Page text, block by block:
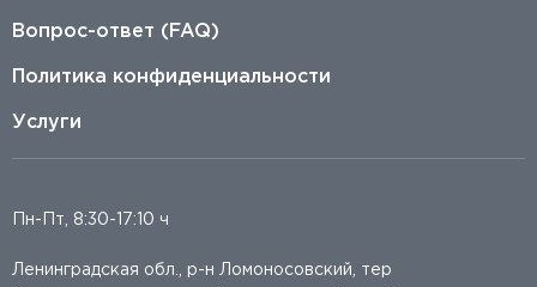
Вопрос-ответ (FAQ)
Политика конфиденциальности
Услуги
Пн-Пт, 8:30-17:10 ч
Ленинградская обл., р-н Ломоносовский, тер